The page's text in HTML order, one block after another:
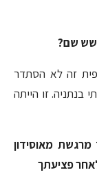
שם?
זה לא הסתדר
זו הייתה
מאוסידון
פציעתך